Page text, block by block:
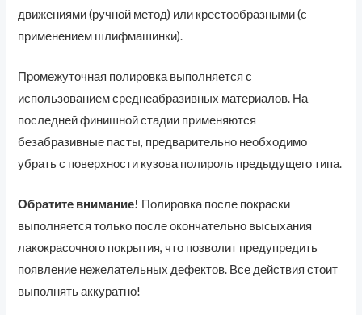
движениями (ручной метод) или крестообразными (с
применением шлифмашинки).
Промежуточная полировка выполняется с
использованием среднеабразивных материалов. На
последней финишной стадии применяются
безабразивные пасты, предварительно необходимо
убрать с поверхности кузова полироль предыдущего типа.
Обратите внимание! Полировка после покраски
выполняется только после окончательно высыхания
лакокрасочного покрытия, что позволит предупредить
появление нежелательных дефектов. Все действия стоит
выполнять аккуратно!